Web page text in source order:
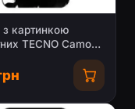
з картинкою
TECNO Camon